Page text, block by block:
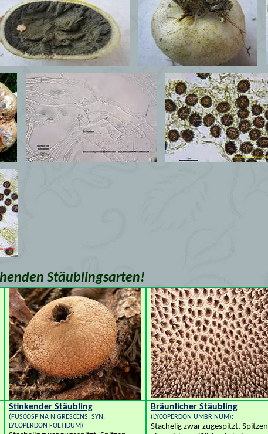
Stäublingsarten!
Stinkender Stäubling
(FUSCOSPINA NIGRESCENS, SYN.
LYCOPERDON FOETIDUM)
Bräunlicher Stäubling
(LYCOPERDON UMBRINUM):
Stachelig zwar zugespitzt, Spitzen